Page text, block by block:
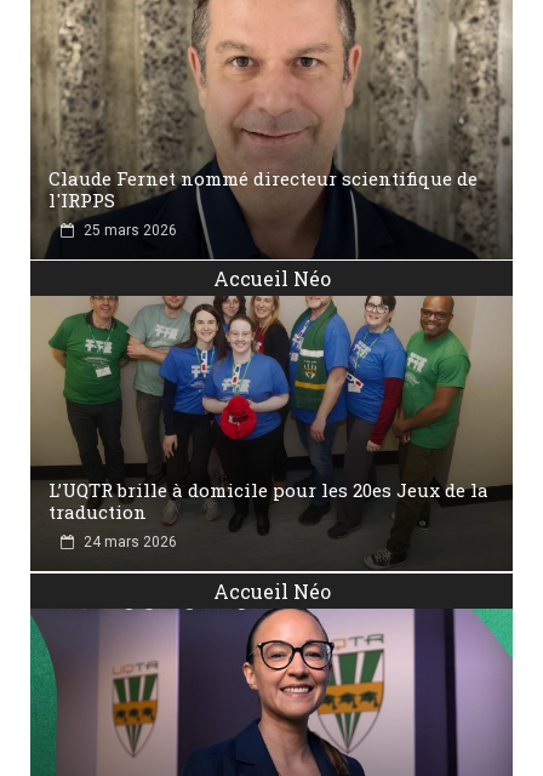
Claude Fernet nommé directeur scientifique de
l'IRPPS
25 mars 2026
Accueil Néo
L’UQTR brille à domicile pour les 20es Jeux de la
traduction
24 mars 2026
Accueil Néo